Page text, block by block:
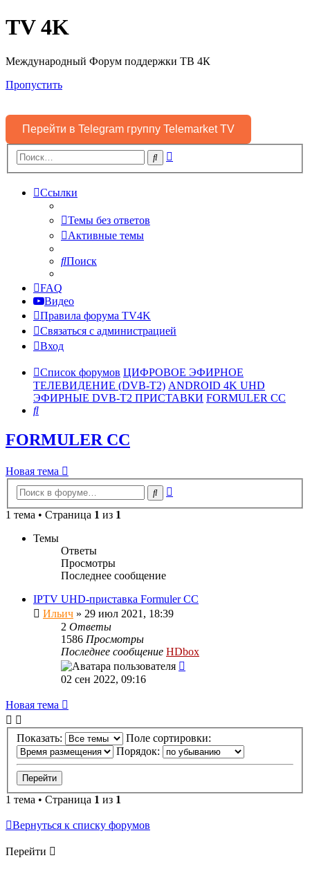
TV 4K
Международный Форум поддержки ТВ 4К
Пропустить
Перейти в Telegram группу Telemarket TV
Поиск
Ссылки
Темы без ответов
Активные темы
Поиск
FAQ
Видео
Правила форума TV4K
Связаться с администрацией
Вход
Список форумов ЦИФРОВОЕ ЭФИРНОЕ
ТЕЛЕВИДЕНИЕ (DVB-T2) ANDROID 4K UHD
ЭФИРНЫЕ DVB-T2 ПРИСТАВКИ FORMULER CC
Поиск
FORMULER CC
Новая тема
Поиск
1 тема • Страница 1 из 1
Темы
Ответы
Просмотры
Последнее сообщение
IPTV UHD-приставка Formuler СС
Ильич » 29 июл 2021, 18:39
2 Ответы
1586 Просмотры
Последнее сообщение HDbox
02 сен 2022, 09:16
Новая тема
Показать:
Поле сортировки:
Порядок:
1 тема • Страница 1 из 1
Вернуться к списку форумов
Перейти